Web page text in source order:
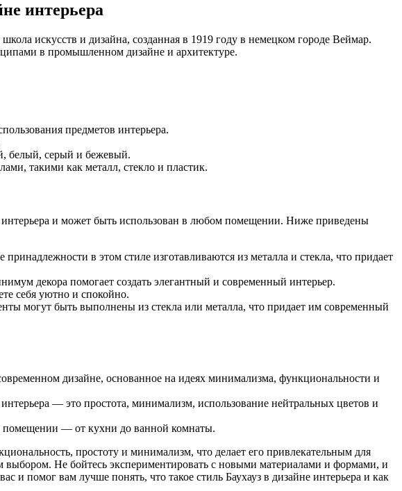
интерьера
искусств и дизайна, созданная в 1919 году в немецком городе Веймар.
в промышленном дизайне и архитектуре.
предметов интерьера.
белый, серый и бежевый.
такими как металл, стекло и пластик.
интерьера и может быть использован в любом помещении. Ниже приведены
в этом стиле изготавливаются из металла и стекла, что придает
декора помогает создать элегантный и современный интерьер.
себя уютно и спокойно.
могут быть выполнены из стекла или металла, что придает им современный
дизайне, основанное на идеях минимализма, функциональности и
— это простота, минимализм, использование нейтральных цветов и
помещении — от кухни до ванной комнаты.
простоту и минимализм, что делает его привлекательным для
выбором. Не бойтесь экспериментировать с новыми материалами и формами, и
и помог вам лучше понять, что такое стиль Баухауз в дизайне интерьера и как